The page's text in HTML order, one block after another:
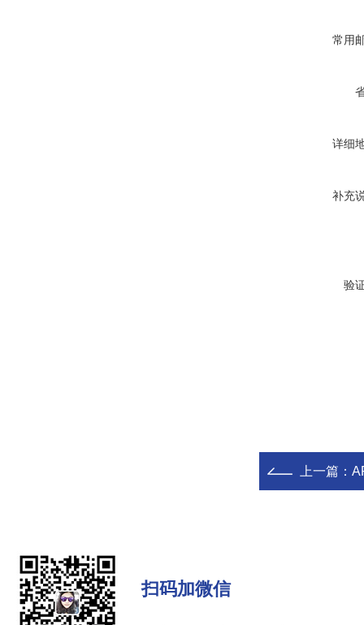
常用
详细
补充
验
上一篇：
扫码加微信